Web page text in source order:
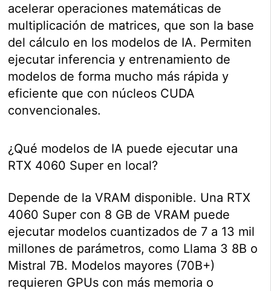
acelerar operaciones matemáticas de
multiplicación de matrices, que son la base
del cálculo en los modelos de IA. Permiten
ejecutar inferencia y entrenamiento de
modelos de forma mucho más rápida y
eficiente que con núcleos CUDA
convencionales.
¿Qué modelos de IA puede ejecutar una
RTX 4060 Super en local?
Depende de la VRAM disponible. Una RTX
4060 Super con 8 GB de VRAM puede
ejecutar modelos cuantizados de 7 a 13 mil
millones de parámetros, como Llama 3 8B o
Mistral 7B. Modelos mayores (70B+)
requieren GPUs con más memoria o